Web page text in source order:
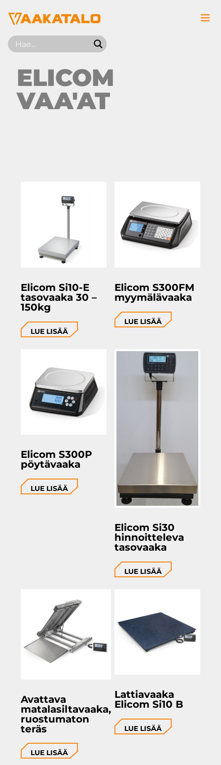
ELICOM
VAA'AT
Elicom Si10-E
tasovaaka 30 –
150kg
LUE LISÄÄ
Elicom S300FM
myymälävaaka
LUE LISÄÄ
Elicom S300P
pöytävaaka
LUE LISÄÄ
Elicom Si30
hinnoitteleva
tasovaaka
LUE LISÄÄ
Avattava
matalasiltavaaka,
ruostumaton
teräs
LUE LISÄÄ
Lattiavaaka
Elicom Si10 B
LUE LISÄÄ